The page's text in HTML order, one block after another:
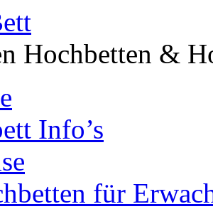
Hochbetten &
Info’s
für